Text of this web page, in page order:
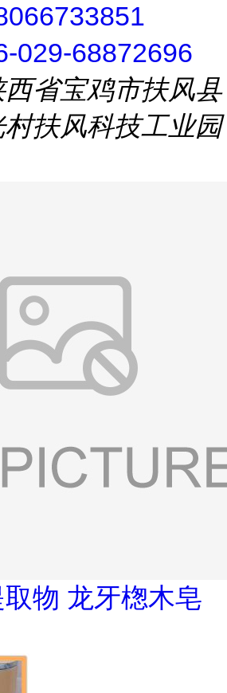
029-68872696
省宝鸡市扶风县
扶风科技工业园
物 龙牙楤木皂